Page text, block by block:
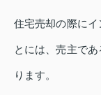
住宅売却の際に
とには、売主で
ります。